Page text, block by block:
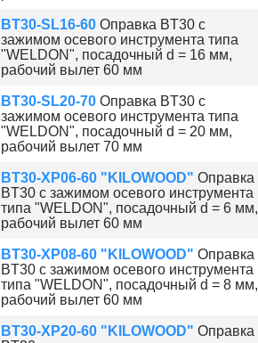
BT30-SL16-60 Оправка BT30 с
зажимом осевого инструмента типа
"WELDON", посадочный d = 16 мм,
рабочий вылет 60 мм
BT30-SL20-70 Оправка BT30 с
зажимом осевого инструмента типа
"WELDON", посадочный d = 20 мм,
рабочий вылет 70 мм
BT30-XP06-60 "KILOWOOD" Оправка
BT30 с зажимом осевого инструмента
типа "WELDON", посадочный d = 6 мм,
рабочий вылет 60 мм
BT30-XP08-60 "KILOWOOD" Оправка
BT30 с зажимом осевого инструмента
типа "WELDON", посадочный d = 8 мм,
рабочий вылет 60 мм
BT30-XP20-60 "KILOWOOD" Оправка